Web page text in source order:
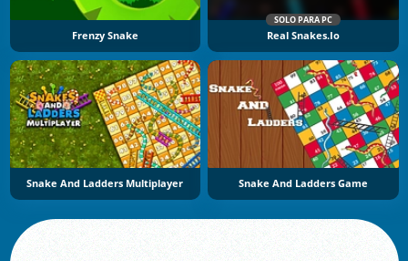
Frenzy Snake
SOLO PARA PC
Real Snakes.io
Snake And Ladders Multiplayer Snake And Ladders Game